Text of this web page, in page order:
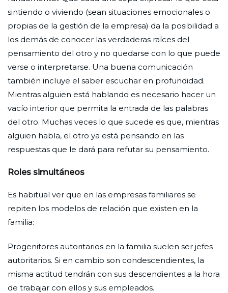
sintiendo o viviendo (sean situaciones emocionales o
propias de la gestión de la empresa) da la posibilidad a
los demás de conocer las verdaderas raíces del
pensamiento del otro y no quedarse con lo que puede
verse o interpretarse. Una buena comunicación
también incluye el saber escuchar en profundidad.
Mientras alguien está hablando es necesario hacer un
vacío interior que permita la entrada de las palabras
del otro. Muchas veces lo que sucede es que, mientras
alguien habla, el otro ya está pensando en las
respuestas que le dará para refutar su pensamiento.
Roles simultáneos
Es habitual ver que en las empresas familiares se
repiten los modelos de relación que existen en la
familia:
Progenitores autoritarios en la familia suelen ser jefes
autoritarios. Si en cambio son condescendientes, la
misma actitud tendrán con sus descendientes a la hora
de trabajar con ellos y sus empleados.